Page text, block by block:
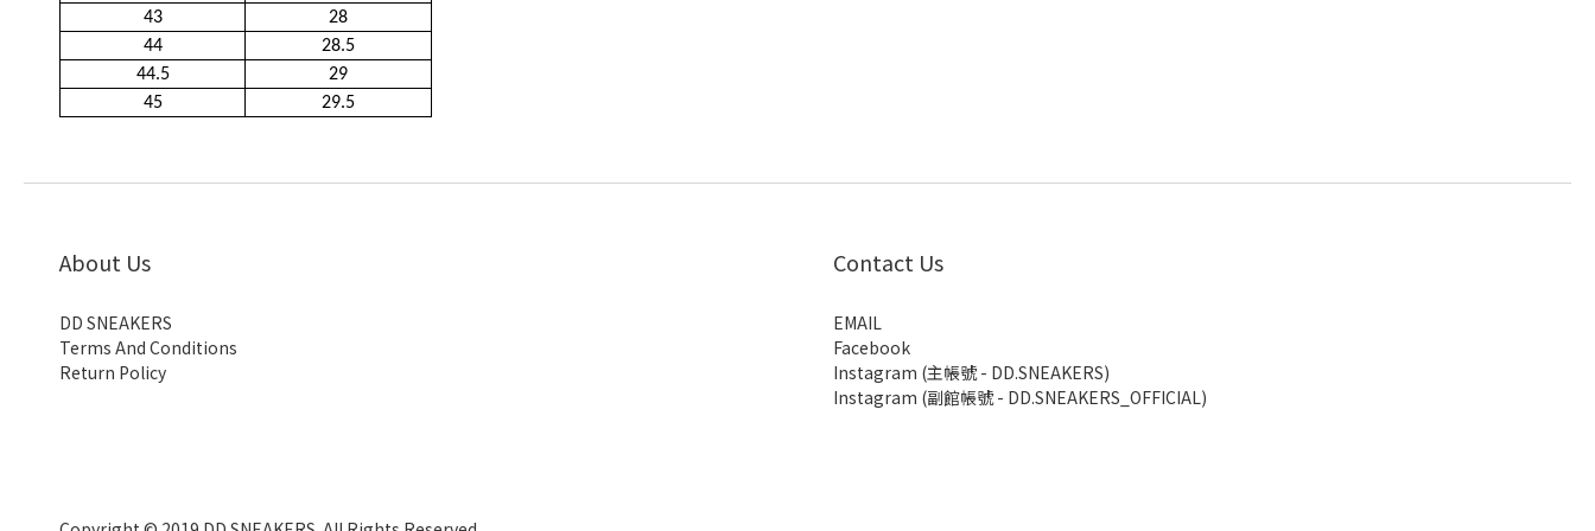
43
28
44
28.5
44.5
29
45
29.5
About Us
DD SNEAKERS
Terms And Conditions
Return Policy
Contact Us
EMAIL
Facebook
Instagram (主帳號 - DD.SNEAKERS)
Instagram (副館帳號 - DD.SNEAKERS_OFFICIAL)